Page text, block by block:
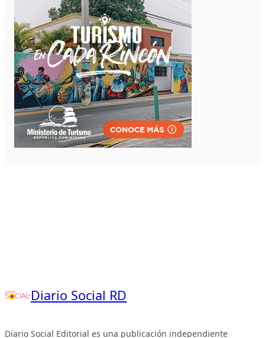
Diario Social RD
Diario Social Editorial es una publicación independiente